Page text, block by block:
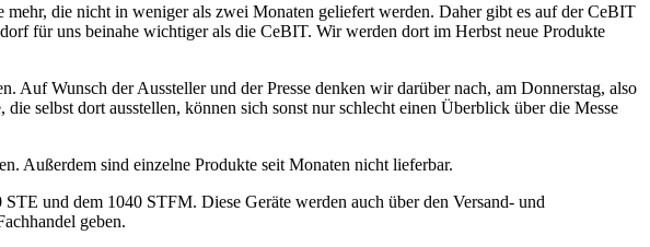
die nicht in weniger als zwei Monaten geliefert werden. Daher gibt es auf der CeBIT
für uns beinahe wichtiger als die CeBIT. Wir werden dort im Herbst neue Produkte
Auf Wunsch der Aussteller und der Presse denken wir darüber nach, am Donnerstag, also
selbst dort ausstellen, können sich sonst nur schlecht einen Überblick über die Messe
Außerdem sind einzelne Produkte seit Monaten nicht lieferbar.
und dem 1040 STFM. Diese Geräte werden auch über den Versand- und
geben.